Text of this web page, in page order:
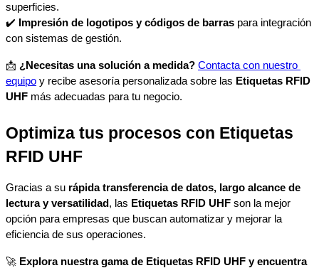
superficies.
✔️
Impresión de logotipos y códigos de barras para integración
con sistemas de gestión.
📩 ¿Necesitas una solución a medida? Contacta con nuestro
equipo y recibe asesoría personalizada sobre las Etiquetas RFID
UHF más adecuadas para tu negocio.
Optimiza tus procesos con Etiquetas
RFID UHF
Gracias a su rápida transferencia de datos, largo alcance de
lectura y versatilidad , las Etiquetas RFID UHF son la mejor
opción para empresas que buscan automatizar y mejorar la
eficiencia de sus operaciones.
🚀 Explora nuestra gama de Etiquetas RFID UHF y encuentra